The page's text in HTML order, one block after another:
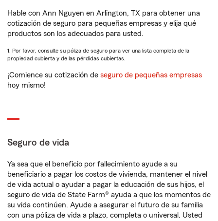
Hable con Ann Nguyen en Arlington, TX para obtener una
cotización de seguro para pequeñas empresas y elija qué
productos son los adecuados para usted.
1. Por favor, consulte su póliza de seguro para ver una lista completa de la
propiedad cubierta y de las pérdidas cubiertas.
¡Comience su cotización de seguro de pequeñas empresas
hoy mismo!
Seguro de vida
Ya sea que el beneficio por fallecimiento ayude a su
beneficiario a pagar los costos de vivienda, mantener el nivel
de vida actual o ayudar a pagar la educación de sus hijos, el
seguro de vida de State Farm® ayuda a que los momentos de
su vida continúen. Ayude a asegurar el futuro de su familia
con una póliza de vida a plazo, completa o universal. Usted